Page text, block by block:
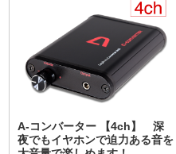
A-コンバーター 【4ch】 深
夜でもイヤホンで迫力ある音を